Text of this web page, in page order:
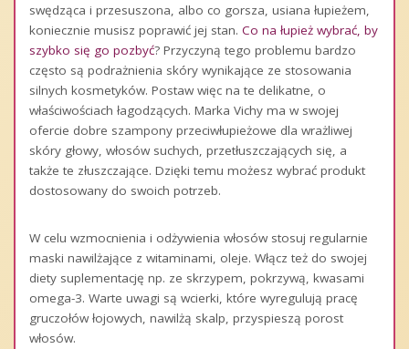
swędząca i przesuszona, albo co gorsza, usiana łupieżem,
koniecznie musisz poprawić jej stan. Co na łupież wybrać, by
szybko się go pozbyć? Przyczyną tego problemu bardzo
często są podrażnienia skóry wynikające ze stosowania
silnych kosmetyków. Postaw więc na te delikatne, o
właściwościach łagodzących. Marka Vichy ma w swojej
ofercie dobre szampony przeciwłupieżowe dla wrażliwej
skóry głowy, włosów suchych, przetłuszczających się, a
także te złuszczające. Dzięki temu możesz wybrać produkt
dostosowany do swoich potrzeb.
W celu wzmocnienia i odżywienia włosów stosuj regularnie
maski nawilżające z witaminami, oleje. Włącz też do swojej
diety suplementację np. ze skrzypem, pokrzywą, kwasami
omega-3. Warte uwagi są wcierki, które wyregulują pracę
gruczołów łojowych, nawilżą skalp, przyspieszą porost
włosów.